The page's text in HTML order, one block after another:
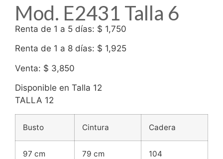
Mod. E2431 Talla 6
Renta de 1 a 5 días: $ 1,750
Renta de 1 a 8 días: $ 1,925
Venta: $ 3,850
Disponible en Talla 12
TALLA 12
Busto Cintura Cadera
97 cm 79 cm 104